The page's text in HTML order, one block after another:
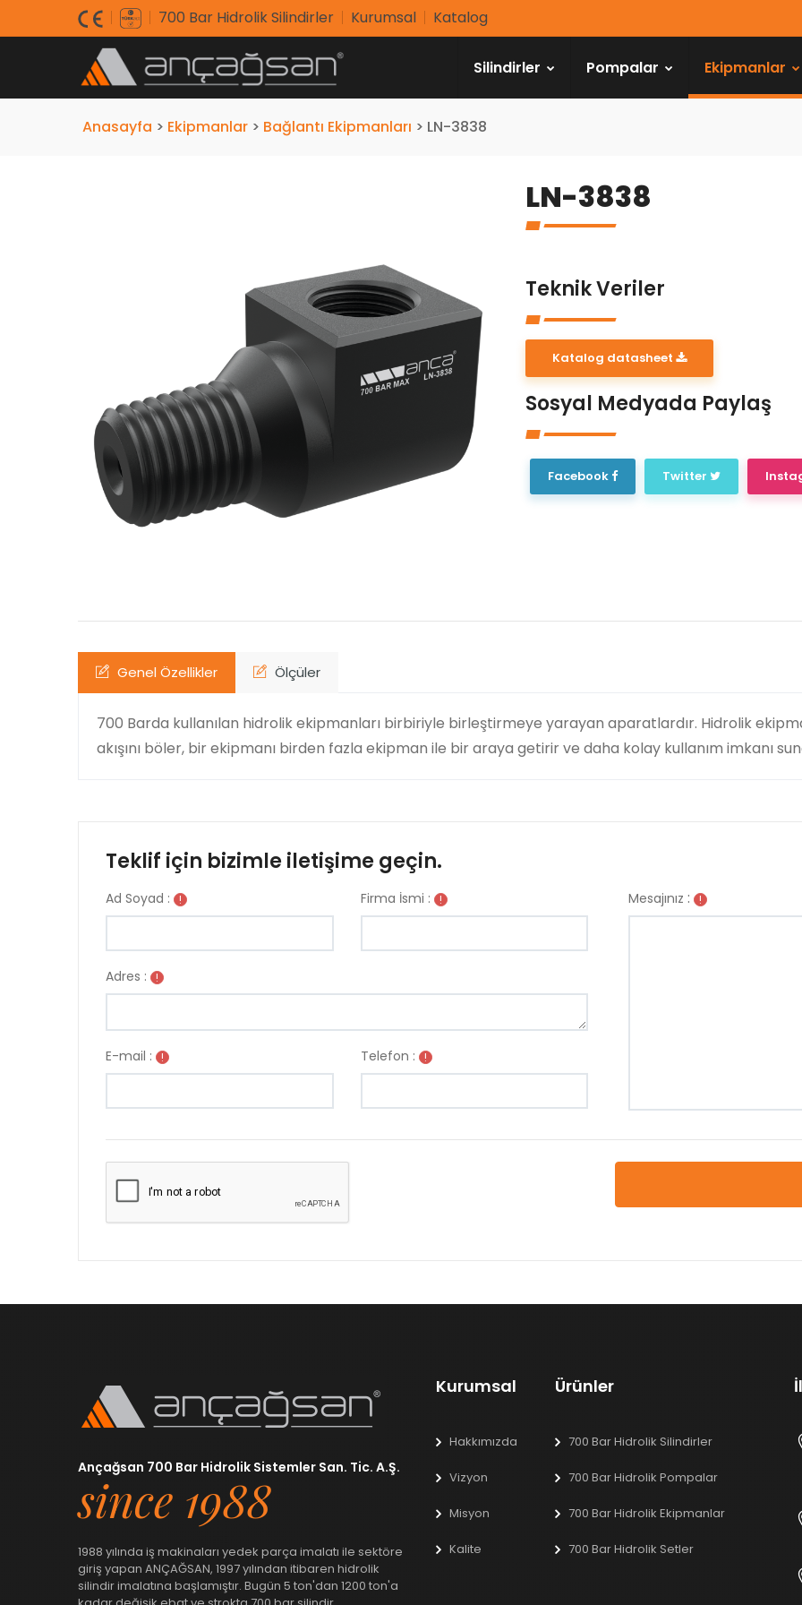
700 Bar Hidrolik Silindirler Kurumsal Katalog
Silindirler Pompalar Ekipmanlar
Anasayfa > Ekipmanlar > Bağlantı Ekipmanları > LN-3838
LN-3838
Teknik Veriler
Katalog datasheet
Sosyal Medyada Paylaş
Facebook Twitter
Genel Özellikler Ölçüler
700 Barda kullanılan hidrolik ekipmanları birbiriyle birleştirmeye yarayan aparatlardır. Hidrolik
akışını böler, bir ekipmanı birden fazla ekipman ile bir araya getirir ve daha kolay kullanım imkanı
Teklif için bizimle iletişime geçin.
Ad Soyad : ! Firma İsmi : !
Adres : !
E-mail : ! Telefon : !
Mesajınız : !
Ançağsan 700 Bar Hidrolik Sistemler San. Tic. A.Ş.
since 1988
1988 yılında iş makinaları yedek parça imalatı ile sektöre
giriş yapan ANÇAĞSAN, 1997 yılından itibaren hidrolik
silindir imalatına başlamıştır. Bugün 5 ton'dan 1200 ton'a
Kurumsal
Hakkımızda
Vizyon
Misyon
Kalite
Ürünler
700 Bar Hidrolik Silindirler
700 Bar Hidrolik Pompalar
700 Bar Hidrolik Ekipmanlar
700 Bar Hidrolik Setler